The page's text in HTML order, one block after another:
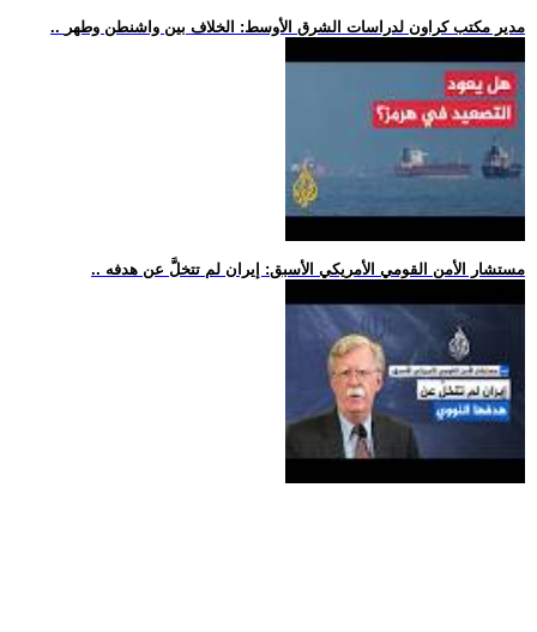
.. مدير مكتب كراون لدراسات الشرق الأوسط: الخلاف بين واشنطن وطهر
.. مستشار الأمن القومي الأمريكي الأسبق: إيران لم تتخلَّ عن هدفه